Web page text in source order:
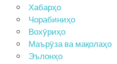
Хабарҳо
Чорабиниҳо
Вохӯриҳо
Маърӯза ва мақолаҳо
Эълонҳо